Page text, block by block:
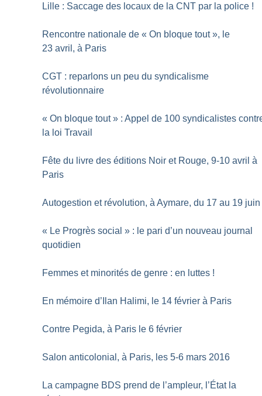
Lille : Saccage des locaux de la CNT par la police !
Rencontre nationale de « On bloque tout », le
23 avril, à Paris
CGT : reparlons un peu du syndicalisme
révolutionnaire
« On bloque tout » : Appel de 100 syndicalistes
la loi Travail
Fête du livre des éditions Noir et Rouge, 9-10 avril à
Paris
Autogestion et révolution, à Aymare, du 17 au 19 juin
« Le Progrès social » : le pari d’un nouveau journal
quotidien
Femmes et minorités de genre : en luttes !
En mémoire d’Ilan Halimi, le 14 février à Paris
Contre Pegida, à Paris le 6 février
Salon anticolonial, à Paris, les 5-6 mars 2016
La campagne BDS prend de l’ampleur, l’État la